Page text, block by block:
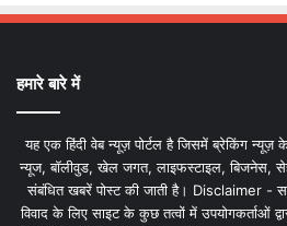
हमारे बारे में
यह एक हिंदी वेब न्यूज़ पोर्टल है जिसमें ब्रेकिंग न्यूज़
न्यूज, बॉलीवुड, खेल जगत, लाइफस्टाइल, बिजनेस,
संबंधित खबरें पोस्ट की जाती है। Disclaimer -
विवाद के लिए साइट के कुछ तत्वों में उपयोगकर्ताओं